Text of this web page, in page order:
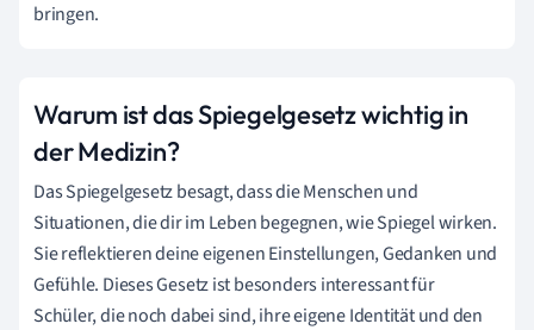
bringen.
Warum ist das Spiegelgesetz wichtig in
der Medizin?
Das Spiegelgesetz besagt, dass die Menschen und
Situationen, die dir im Leben begegnen, wie Spiegel wirken.
Sie reflektieren deine eigenen Einstellungen, Gedanken und
Gefühle. Dieses Gesetz ist besonders interessant für
Schüler, die noch dabei sind, ihre eigene Identität und den